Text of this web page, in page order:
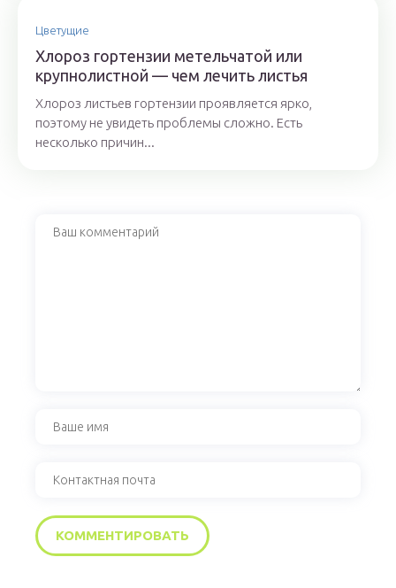
Цветущие
Хлороз гортензии метельчатой или
крупнолистной — чем лечить листья
Хлороз листьев гортензии проявляется ярко,
поэтому не увидеть проблемы сложно. Есть
несколько причин...